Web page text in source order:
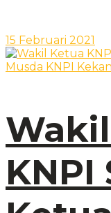
15 Februari 2021
KNPI